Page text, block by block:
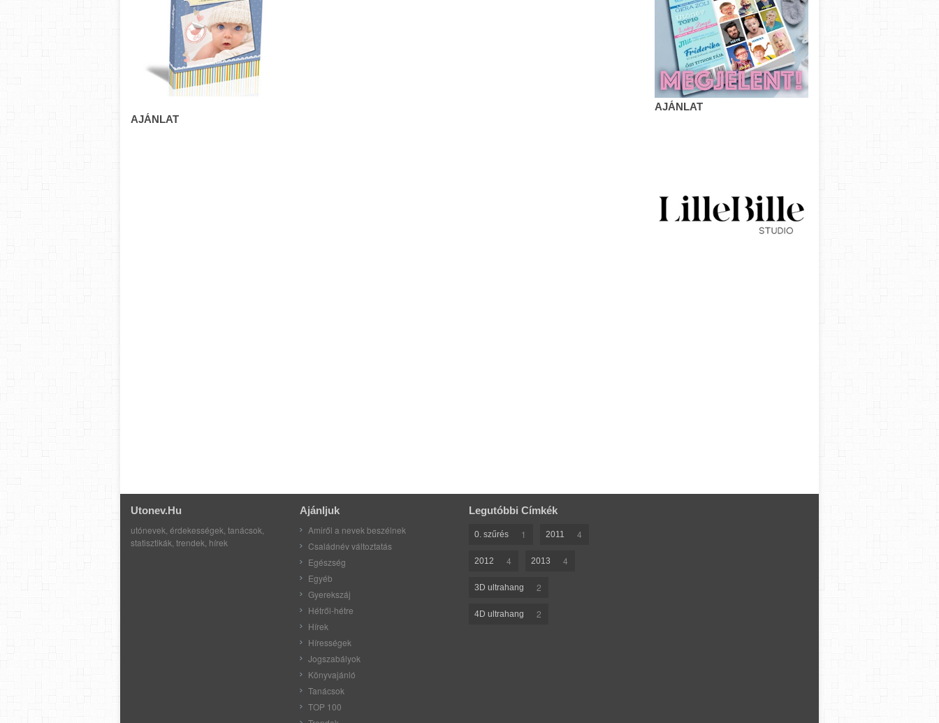
AJÁNLAT
AJÁNLAT
Utonev.hu
utónevek, érdekességek, tanácsok,
statisztikák, trendek, hírek
Ajánljuk
Amiről a nevek beszélnek
Családnév változtatás
Egészség
Egyéb
Gyerekszáj
Hétről-hétre
Hírek
Hírességek
Jogszabályok
Könyvajánló
Tanácsok
TOP 100
Legutóbbi Címkék
0. szűrés 1 2011 4
2012 4 2013 4
3D ultrahang 2
4D ultrahang 2